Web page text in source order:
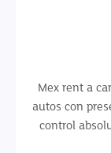
Mex rent a
autos con
control